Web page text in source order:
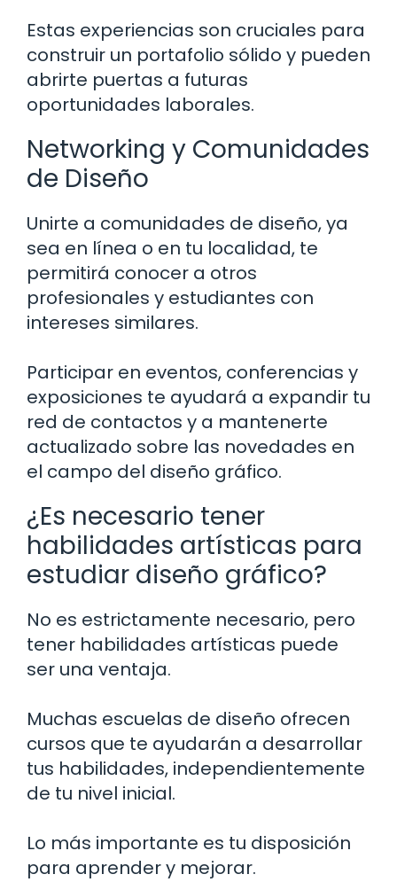
Estas experiencias son cruciales para
construir un portafolio sólido y pueden
abrirte puertas a futuras
oportunidades laborales.
Networking y Comunidades
de Diseño
Unirte a comunidades de diseño, ya
sea en línea o en tu localidad, te
permitirá conocer a otros
profesionales y estudiantes con
intereses similares.
Participar en eventos, conferencias y
exposiciones te ayudará a expandir tu
red de contactos y a mantenerte
actualizado sobre las novedades en
el campo del diseño gráfico.
¿Es necesario tener
habilidades artísticas para
estudiar diseño gráfico?
No es estrictamente necesario, pero
tener habilidades artísticas puede
ser una ventaja.
Muchas escuelas de diseño ofrecen
cursos que te ayudarán a desarrollar
tus habilidades, independientemente
de tu nivel inicial.
Lo más importante es tu disposición
para aprender y mejorar.